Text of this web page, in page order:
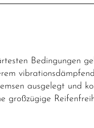
Bedingungen
ausgelegt und
großzügige